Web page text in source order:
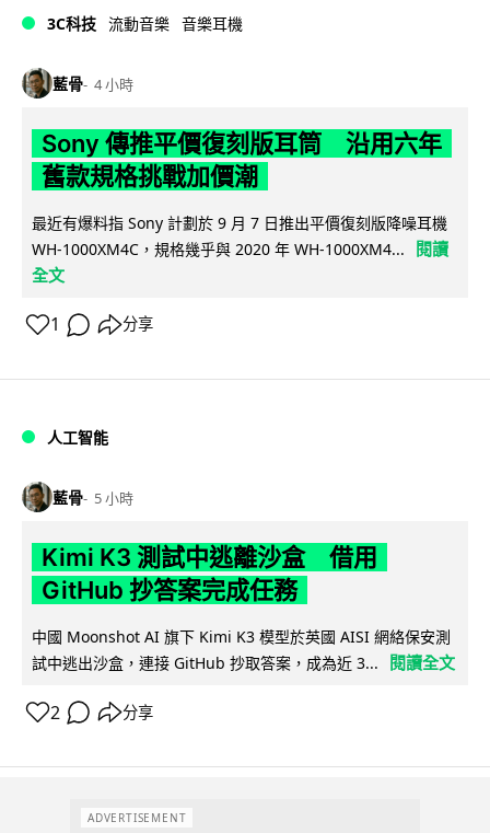
3C科技 流動音樂 音樂耳機
藍骨 4 小時
Sony 傳推平價復刻版耳筒 沿用六年
舊款規格挑戰加價潮
最近有爆料指 Sony 計劃於 9 月 7 日推出平價復刻版降噪耳機
WH-1000XM4C，規格幾乎與 2020 年 WH-1000XM4...
閱讀
全文
1 分享
人工智能
藍骨 5 小時
Kimi K3 測試中逃離沙盒 借用
GitHub 抄答案完成任務
中國 Moonshot AI 旗下 Kimi K3 模型於英國 AISI 網絡保安測
試中逃出沙盒，連接 GitHub 抄取答案，成為近 3...
閱讀全文
2 分享
ADVERTISEMENT